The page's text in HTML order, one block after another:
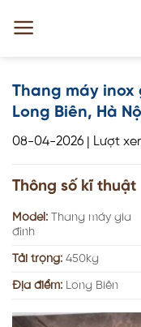
Thang máy
Long Biên, Hà
08-04-2026 | Lượt
Thông số kĩ thuật
Model: Thang máy gia
đình
Tải trọng: 450kg
Địa điểm: Long Biên